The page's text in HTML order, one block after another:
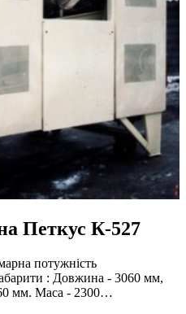
Петкус К-527
потужність
: Довжина - 3060 мм,
мм. Маса - 2300…